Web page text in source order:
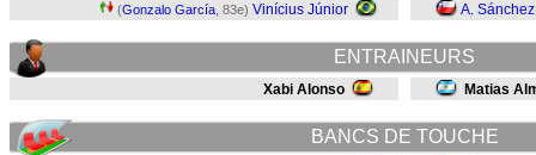
(Gonzalo García , 83e) Vinícius Júnior
A. Sánchez
ENTRAINEURS
Xabi Alonso Matias
BANCS DE TOUCHE